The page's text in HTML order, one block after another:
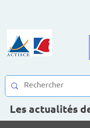
Les actualités